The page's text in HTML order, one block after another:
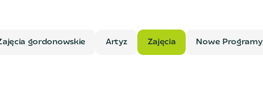
gordonowskie Artyz Zajęcia Nowe Programy